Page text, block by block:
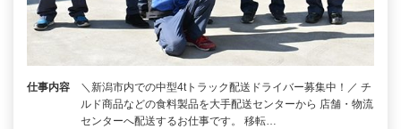
仕事内容
＼新潟市内での中型4tトラック配送ドライバー募集中！／ チ
ルド商品などの食料製品を大手配送センターから 店舗・物流
センターへ配送するお仕事です。 移転…